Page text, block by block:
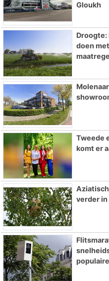
Gloukh
Droogte:
doen
Tweede
komt er
verder